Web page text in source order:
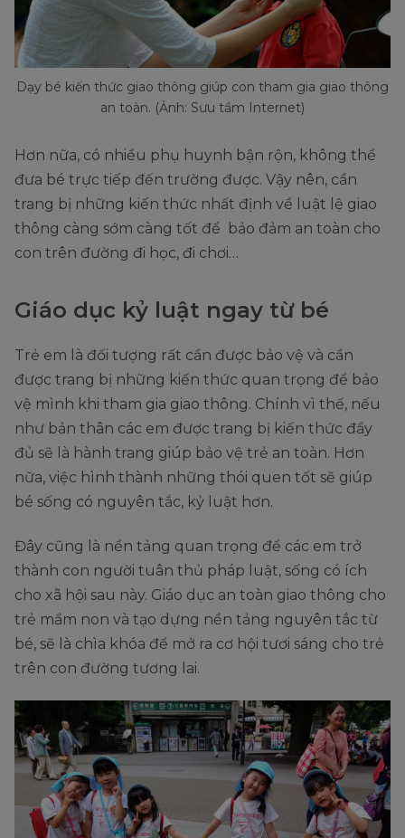
Dạy bé kiến thức giao thông giúp con tham gia giao thông
an toàn. (Ảnh: Sưu tầm Internet)
Hơn nữa, có nhiều phụ huynh bận rộn, không thể
đưa bé trực tiếp đến trường được. Vậy nên, cần
trang bị những kiến thức nhất định về luật lệ giao
thông càng sớm càng tốt để bảo đảm an toàn cho
con trên đường đi học, đi chơi…
Giáo dục kỷ luật ngay từ bé
Trẻ em là đối tượng rất cần được bảo vệ và cần
được trang bị những kiến thức quan trọng để bảo
vệ mình khi tham gia giao thông. Chính vì thế, nếu
như bản thân các em được trang bị kiến thức đầy
đủ sẽ là hành trang giúp bảo vệ trẻ an toàn. Hơn
nữa, việc hình thành những thói quen tốt sẽ giúp
bé sống có nguyên tắc, kỷ luật hơn.
Đây cũng là nền tảng quan trọng để các em trở
thành con người tuân thủ pháp luật, sống có ích
cho xã hội sau này. Giáo dục an toàn giao thông cho
trẻ mầm non và tạo dựng nền tảng nguyên tắc từ
bé, sẽ là chìa khóa để mở ra cơ hội tươi sáng cho trẻ
trên con đường tương lai.